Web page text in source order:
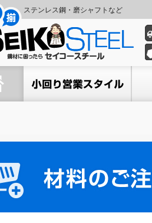
ステンレス鋼・磨シャフトなど